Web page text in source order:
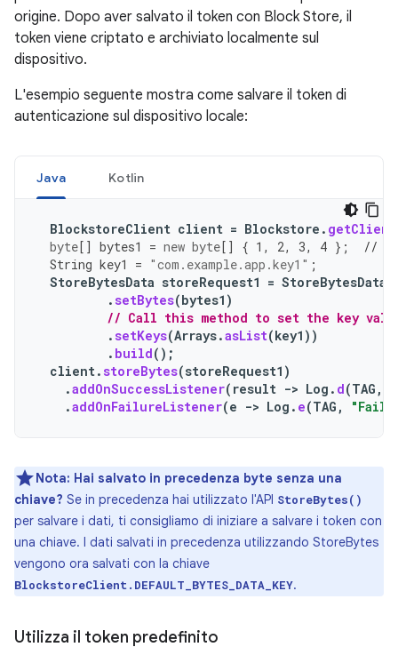
origine. Dopo aver salvato il token con Block Store, il
token viene criptato e archiviato localmente sul
dispositivo.
L'esempio seguente mostra come salvare il token di
autenticazione sul dispositivo locale:
Java Kotlin
BlockstoreClient client = Blockstore . getClient
byte[] bytes1 = new byte[] { 1 , 2, 3, 4 };
//
String key1 = "com.example.app.key1" ;
StoreBytesData storeRequest1 = StoreBytesData
.setBytes(bytes1 )
// Call this method to set the key
.setKeys(Arrays.asList(key1 ))
. build();
client.storeBytes(storeRequest1 )
.addOnSuccessListener( result -> Log . d(TAG ,
.addOnFailureListener(e -> Log . e(TAG ,
Nota: Hai salvato in precedenza byte senza una
chiave? Se in precedenza hai utilizzato l'API StoreBytes()
per salvare i dati, ti consigliamo di iniziare a salvare i token con
una chiave. I dati salvati in precedenza utilizzando StoreBytes
vengono ora salvati con la chiave
BlockstoreClient.DEFAULT_BYTES_DATA_KEY.
Utilizza il token predefinito